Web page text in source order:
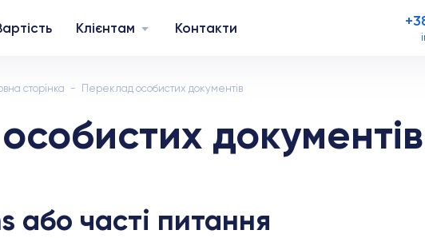
Клієнтам Контакти
сторінка Переклад особистих документів
документів
або часті питання